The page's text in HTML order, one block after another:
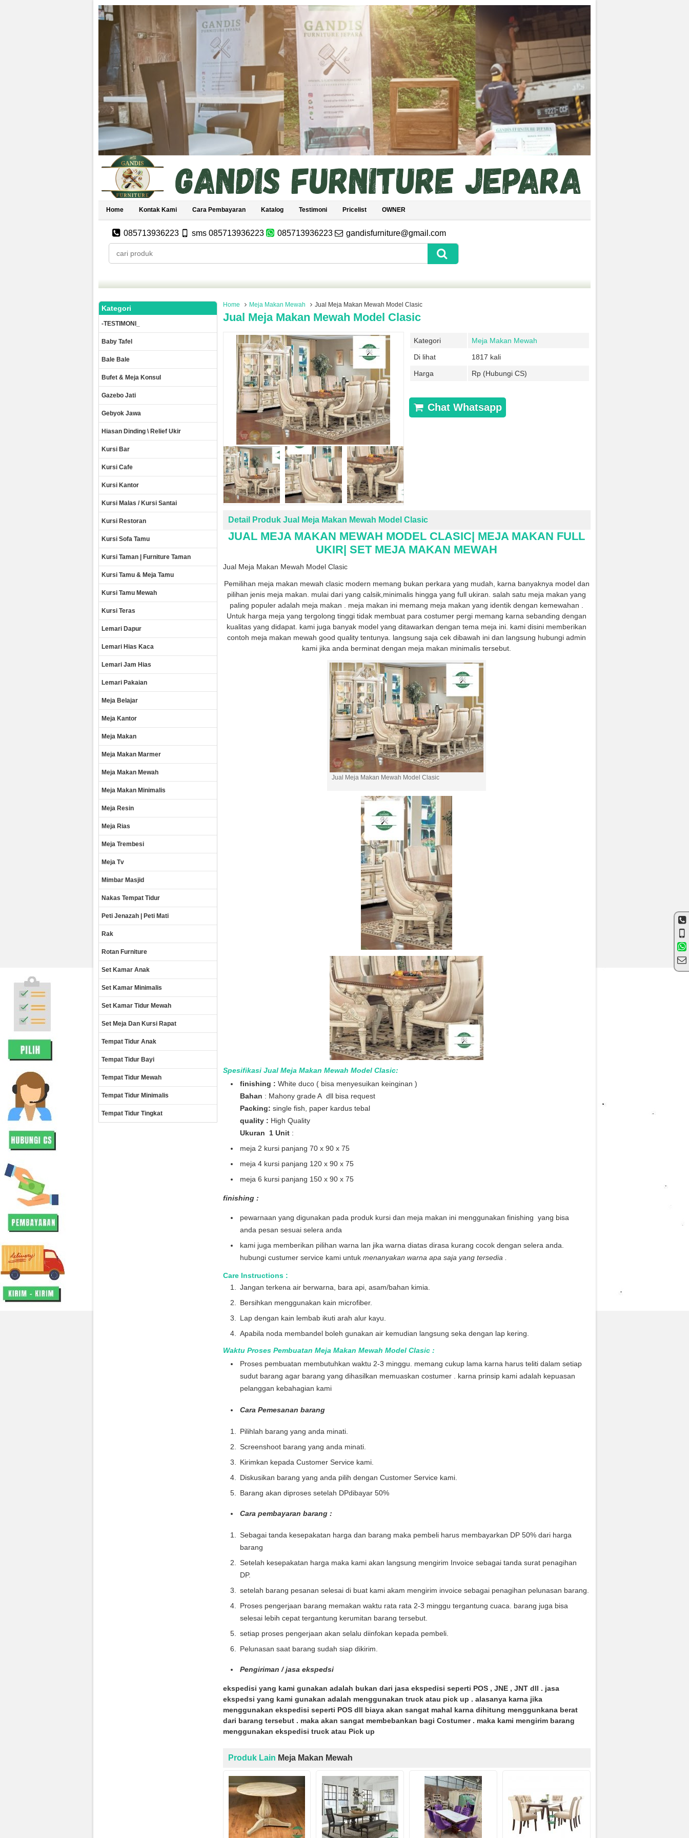
Home Kontak Kami Cara Pembayaran Katalog Testimoni Pricelist OWNER
085713936223 sms 085713936223 085713936223 gandisfurniture@gmail.com
Home Meja Makan Mewah Jual Meja Makan Mewah Model Clasic
Jual Meja Makan Mewah Model Clasic
Kategori
Meja Makan Mewah
Di lihat
1817 kali
Harga
Rp (Hubungi CS)
Chat Whatsapp
Detail Produk Jual Meja Makan Mewah Model Clasic
JUAL MEJA MAKAN MEWAH MODEL CLASIC| MEJA MAKAN FULL
UKIR| SET MEJA MAKAN MEWAH
Jual Meja Makan Mewah Model Clasic
Pemilihan meja makan mewah clasic modern memang bukan perkara yang mudah, karna banyaknya model dan
pilihan jenis meja makan. mulai dari yang calsik,minimalis hingga yang full ukiran. salah satu meja makan yang
paling populer adalah meja makan . meja makan ini memang meja makan yang identik dengan kemewahan .
Untuk harga meja yang tergolong tinggi tidak membuat para costumer pergi memang karna sebanding dengan
kualitas yang didapat. kami juga banyak model yang ditawarkan dengan tema meja ini. kami disini memberikan
contoh meja makan mewah good quality tentunya. langsung saja cek dibawah ini dan langsung hubungi admin
kami jika anda berminat dengan meja makan minimalis tersebut.
Jual Meja Makan Mewah Model Clasic
Spesifikasi Jual Meja Makan Mewah Model Clasic:
finishing : White duco ( bisa menyesuikan keinginan )
Bahan : Mahony grade A dll bisa request
Packing: single fish, paper kardus tebal
quality : High Quality
Ukuran 1 Unit:
meja 2 kursi panjang 70 x 90 x 75
meja 4 kursi panjang 120 x 90 x 75
meja 6 kursi panjang 150 x 90 x 75
finishing :
pewarnaan yang digunakan pada produk kursi dan meja makan ini menggunakan finishing yang bisa
anda pesan sesuai selera anda
kami juga memberikan pilihan warna lan jika warna diatas dirasa kurang cocok dengan selera anda.
hubungi custumer service kami untuk menanyakan warna apa saja yang tersedia .
Care Instructions :
Jangan terkena air berwarna, bara api, asam/bahan kimia.
Bersihkan menggunakan kain microfiber.
Lap dengan kain lembab ikuti arah alur kayu.
Apabila noda membandel boleh gunakan air kemudian langsung seka dengan lap kering.
Waktu Proses Pembuatan Meja Makan Mewah Model Clasic :
Proses pembuatan membutuhkan waktu 2-3 minggu. memang cukup lama karna harus teliti dalam setiap
sudut barang agar barang yang dihasilkan memuaskan costumer . karna prinsip kami adalah kepuasan
pelanggan kebahagian kami
Cara Pemesanan barang
Pilihlah barang yang anda minati.
Screenshoot barang yang anda minati.
Kirimkan kepada Customer Service kami.
Diskusikan barang yang anda pilih dengan Customer Service kami.
Barang akan diproses setelah DPdibayar 50%
Cara pembayaran barang :
Sebagai tanda kesepakatan harga dan barang maka pembeli harus membayarkan DP 50% dari harga
barang
Setelah kesepakatan harga maka kami akan langsung mengirim Invoice sebagai tanda surat penagihan
DP.
setelah barang pesanan selesai di buat kami akam mengirim invoice sebagai penagihan pelunasan barang.
Proses pengerjaan barang memakan waktu rata rata 2-3 minggu tergantung cuaca. barang juga bisa
selesai lebih cepat tergantung kerumitan barang tersebut.
setiap proses pengerjaan akan selalu diinfokan kepada pembeli.
Pelunasan saat barang sudah siap dikirim.
Pengiriman / jasa ekspedsi
ekspedisi yang kami gunakan adalah bukan dari jasa ekspedisi seperti POS , JNE , JNT dll . jasa
ekspedsi yang kami gunakan adalah menggunakan truck atau pick up . alasanya karna jika
menggunakan ekspedisi seperti POS dll biaya akan sangat mahal karna dihitung menggunkana berat
dari barang tersebut . maka akan sangat membebankan bagi Costumer . maka kami mengirim barang
menggunakan ekspedisi truck atau Pick up
Produk Lain Meja Makan Mewah
Kategori
-TESTIMONI_
Baby Tafel
Bale Bale
Bufet & Meja Konsul
Gazebo Jati
Gebyok Jawa
Hiasan Dinding \ Relief Ukir
Kursi Bar
Kursi Cafe
Kursi Kantor
Kursi Malas / Kursi Santai
Kursi Restoran
Kursi Sofa Tamu
Kursi Taman | Furniture Taman
Kursi Tamu & Meja Tamu
Kursi Tamu Mewah
Kursi Teras
Lemari Dapur
Lemari Hias Kaca
Lemari Jam Hias
Lemari Pakaian
Meja Belajar
Meja Kantor
Meja Makan
Meja Makan Marmer
Meja Makan Mewah
Meja Makan Minimalis
Meja Resin
Meja Rias
Meja Trembesi
Meja Tv
Mimbar Masjid
Nakas Tempat Tidur
Peti Jenazah | Peti Mati
Rak
Rotan Furniture
Set Kamar Anak
Set Kamar Minimalis
Set Kamar Tidur Mewah
Set Meja Dan Kursi Rapat
Tempat Tidur Anak
Tempat Tidur Bayi
Tempat Tidur Mewah
Tempat Tidur Minimalis
Tempat Tidur Tingkat